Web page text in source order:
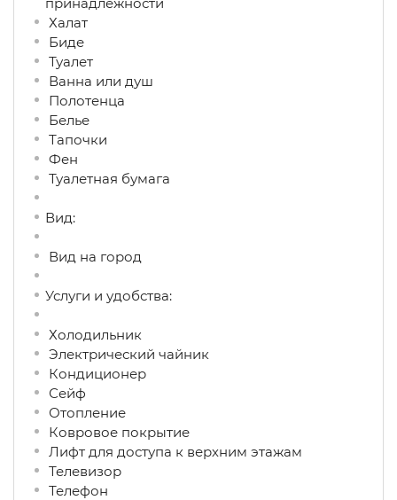
Халат
Биде
Туалет
Ванна или душ
Полотенца
Белье
Тапочки
Фен
Туалетная бумага
Вид:
Вид на город
Услуги и удобства: ​
Холодильник
Электрический чайник
Кондиционер
Сейф
Отопление
Ковровое покрытие
Лифт для доступа к верхним этажам
Телевизор
Телефон